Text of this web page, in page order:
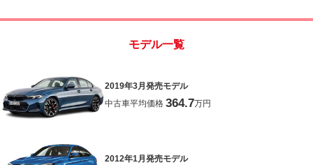
和美園
ｎ 町田鶴川
モデル一覧
2019年3月発売モデル
中古車平均価格 364.7万円
2012年1月発売モデル